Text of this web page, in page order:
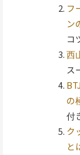
フ
ン
コ
西
ス
の
付
ク
と